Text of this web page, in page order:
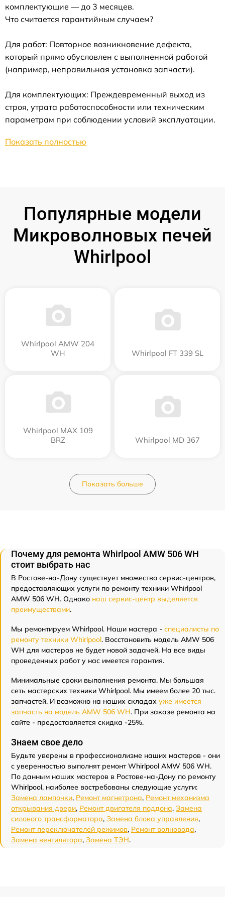
комплектующие — до 3 месяцев.
Что считается гарантийным случаем?
Для работ: Повторное возникновение дефекта,
который прямо обусловлен с выполненной работой
(например, неправильная установка запчасти).
Для комплектующих: Преждевременный выход из
строя, утрата работоспособности или техническим
параметрам при соблюдении условий эксплуатации.
Показать полностью
Популярные модели
Микроволновых печей
Whirlpool
Whirlpool AMW 204
WH
Whirlpool FT 339 SL
Whirlpool MAX 109
BRZ
Whirlpool MD 367
Показать больше
Почему для ремонта Whirlpool AMW 506 WH
стоит выбрать нас
В Ростове-на-Дону существует множество сервис-центров,
предоставляющих услуги по ремонту техники Whirlpool
AMW 506 WH. Однако наш сервис-центр выделяется
преимуществами.
Мы ремонтируем Whirlpool. Наши мастера - специалисты по
ремонту техники Whirlpool. Восстановить модель AMW 506
WH для мастеров не будет новой задачей. На все виды
проведенных работ у нас имеется гарантия.
Минимальные сроки выполнения ремонта. Мы большая
сеть мастерских техники Whirlpool. Мы имеем более 20 тыс.
запчастей. И возможно на наших складах уже имеется
запчасть на модель AMW 506 WH. При заказе ремонта на
сайте - предоставляется скидка -25%.
Знаем свое дело
Будьте уверены в профессионализме наших мастеров - они
с уверенностью выполнят ремонт Whirlpool AMW 506 WH.
По данным наших мастеров в Ростове-на-Дону по ремонту
Whirlpool, наиболее востребованы следующие услуги:
Замена лампочки, Ремонт магнетрона, Ремонт механизма
открывания двери, Ремонт двигателя поддона, Замена
силового трансформатора, Замена блока управления,
Ремонт переключателей режимов, Ремонт волновода,
Замена вентилятора, Замена ТЭН.